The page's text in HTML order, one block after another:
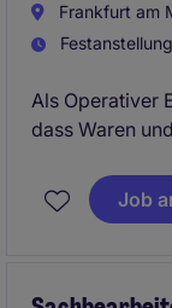
Frankfurt am
Festanstellung
Als Operativer
dass Waren
die
reibungslose
Job